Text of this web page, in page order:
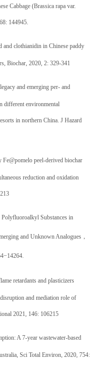
Cabbage (Brassica rapa var.
144945.
and clothianidin in Chinese paddy
Biochar, 2020, 2: 329-341
and emerging per- and
different environmental
in northern China. J Hazard
peel-derived biochar
reduction and oxidation
Substances in
and Unknown Analogues，
retardants and plasticizers
and mediation role of
2021, 146: 106215
A 7-year wastewater-based
Sci Total Environ, 2020, 754: